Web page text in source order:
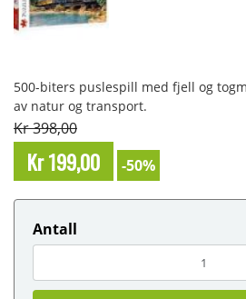
500-biters puslespill med fjell og
av natur og transport.
Kr 398,00
Kr 199,00 -50%
Antall